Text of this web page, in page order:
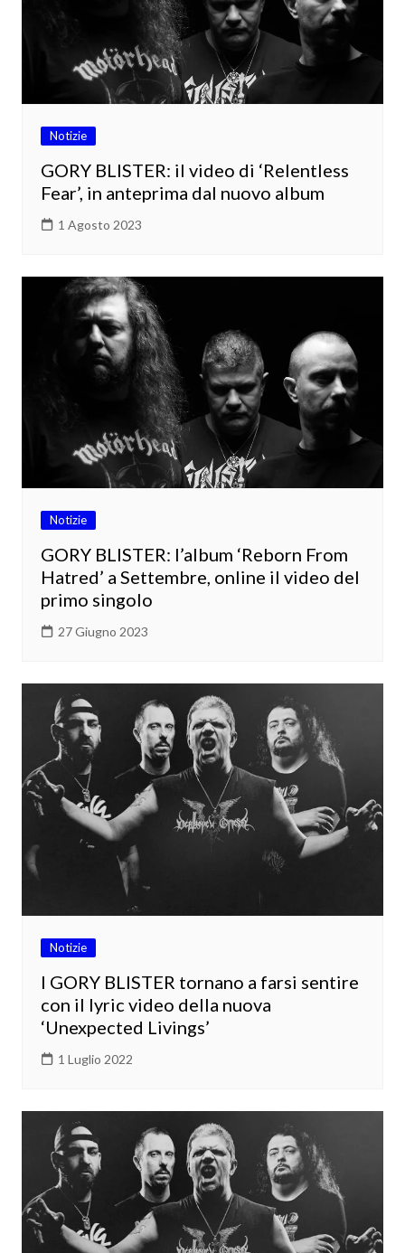
Notizie
GORY BLISTER: il video di ‘Relentless
Fear’, in anteprima dal nuovo album
1 Agosto 2023
Notizie
GORY BLISTER: l’album ‘Reborn From
Hatred’ a Settembre, online il video del
primo singolo
27 Giugno 2023
Notizie
I GORY BLISTER tornano a farsi sentire
con il lyric video della nuova
‘Unexpected Livings’
1 Luglio 2022